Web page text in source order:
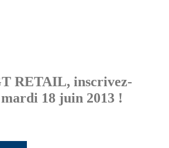
RETAIL, inscrivez-
18 juin 2013 !